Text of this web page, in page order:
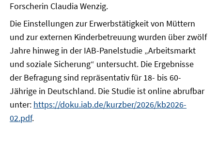
Forscherin Claudia Wenzig.
Die Einstellungen zur Erwerbstätigkeit von Müttern
und zur externen Kinderbetreuung wurden über zwölf
Jahre hinweg in der IAB-Panelstudie „Arbeitsmarkt
und soziale Sicherung“ untersucht. Die Ergebnisse
der Befragung sind repräsentativ für 18- bis 60-
Jährige in Deutschland. Die Studie ist online abrufbar
unter: https://doku.iab.de/kurzber/2026/kb2026-
02.pdf.